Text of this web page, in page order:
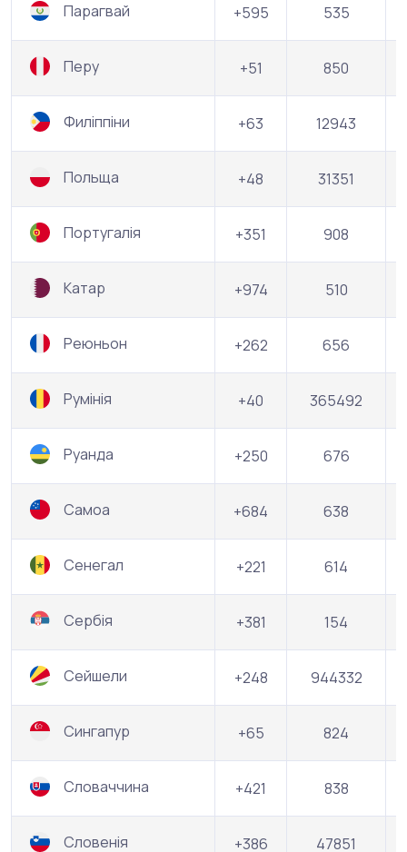
Парагвай +595 535
Перу +51 850
Филіппіни +63 12943
Польща +48 31351
Португалія +351 908
Катар +974 510
Реюньон +262 656
Румінія +40 365492
Руанда +250 676
Самоа +684 638
Сенегал +221 614
Сербія +381 154
Сейшели +248 944332
Сингапур +65 824
Словаччина +421 838
Словенія +386 47851